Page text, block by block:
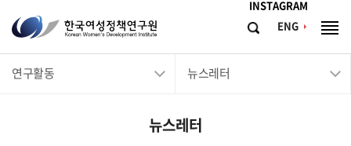
INSTAGRAM
ENG
한
국
여
검
체
연구활동 뉴스레터
뉴스레터